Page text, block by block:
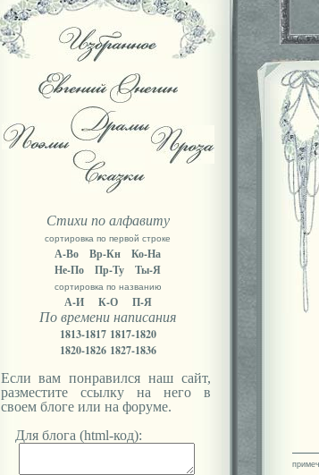
Стихи по алфавиту
сортировка по первой строке
А-Во Вр-Кн
Ко-На
Не-По
Пр-Ту Ты-Я
сортировка по названию
А-И К-О
П-Я
По времени написания
1813-1817 1817-1820
1820-1826 1827-1836
Если вам понравился наш сайт,
разместите ссылку на него в
своем блоге или на форуме.
Для блога (html-код):